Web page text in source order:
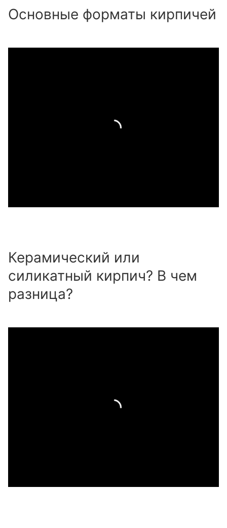
Основные форматы кирпичей
Керамический или
силикатный кирпич? В чем
разница?